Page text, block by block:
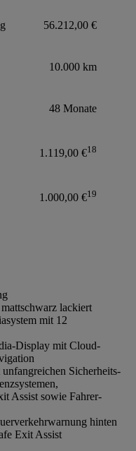
56.212,00 €
10.000 km
48 Monate
1.119,00 €18
1.000,00 €19
lackiert
mit 12
Display mit Cloud-
Sicherheits-
Assist sowie Fahrer-
hinten
Exit Assist